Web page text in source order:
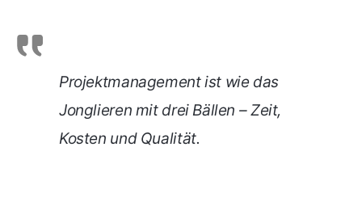
Projektmanagement ist wie das
Jonglieren mit drei Bällen – Zeit,
Kosten und Qualität.